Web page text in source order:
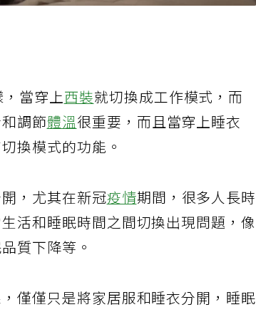
，當穿上西裝就切換成工作模式，而
調節體溫很重要，而且當穿上睡衣
換模式的功能。
，尤其在新冠疫情期間，很多人長時
活和睡眠時間之間切換出現問題，像
質下降等。